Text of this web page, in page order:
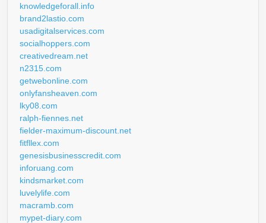
knowledgeforall.info
brand2lastio.com
usadigitalservices.com
socialhoppers.com
creativedream.net
n2315.com
getwebonline.com
onlyfansheaven.com
lky08.com
ralph-fiennes.net
fielder-maximum-discount.net
fitfllex.com
genesisbusinesscredit.com
inforuang.com
kindsmarket.com
luvelylife.com
macramb.com
mypet-diary.com